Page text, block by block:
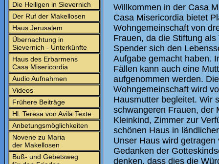
Die Heiligen in Sievernich
Der Ruf der Makellosen
Haus Jerusalem
Übernachtung in
Sievernich - Unterkünfte
Haus des Erbarmens
Casa Misericordia
Audio Aufnahmen
Videos
Frühere Beiträge
Hl. Teresa von Avila Texte
Anbetungsmöglichkeiten
Novene zu Maria
der Makellosen
Buß- und Gebetsweg
Willkommen in der Casa
Casa Misericordia bietet
Wohngemeinschaft von
Frauen, da die Stiftung als
Spender sich den
Aufgabe gemacht haben.
Fällen kann auch eine
aufgenommen werden.
Wohngemeinschaft wird
Hausmutter begleitet. Wir
schwangeren Frauen, der
Kleinkind, Zimmer zur
schönen Haus in
Unser Haus wird getragen
Gedanken der
denken, dass dies die